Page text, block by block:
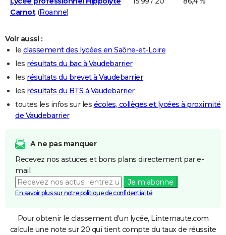
Carnot(Roanne)
Voir aussi :
le classement des lycées en Saône-et-Loire
les résultats du bac à Vaudebarrier
les résultats du brevet à Vaudebarrier
les résultats du BTS à Vaudebarrier
toutes les infos sur les écoles, collèges et lycées à proximité
de Vaudebarrier
A ne pas manquer
Recevez nos astuces et bons plans directement par e-
mail.
Je m'abonne
En savoir plus sur notre politique de confidentialité
Pour obtenir le classement d'un lycée, Linternaute.com
calcule une note sur 20 qui tient compte du taux de réussite